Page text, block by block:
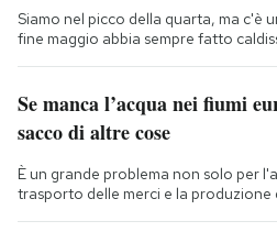
Siamo nel picco della quarta, ma c'è
fine maggio abbia sempre fatto
Se manca l’acqua nei fiumi
sacco di altre cose
È un grande problema non solo per
trasporto delle merci e la produzione